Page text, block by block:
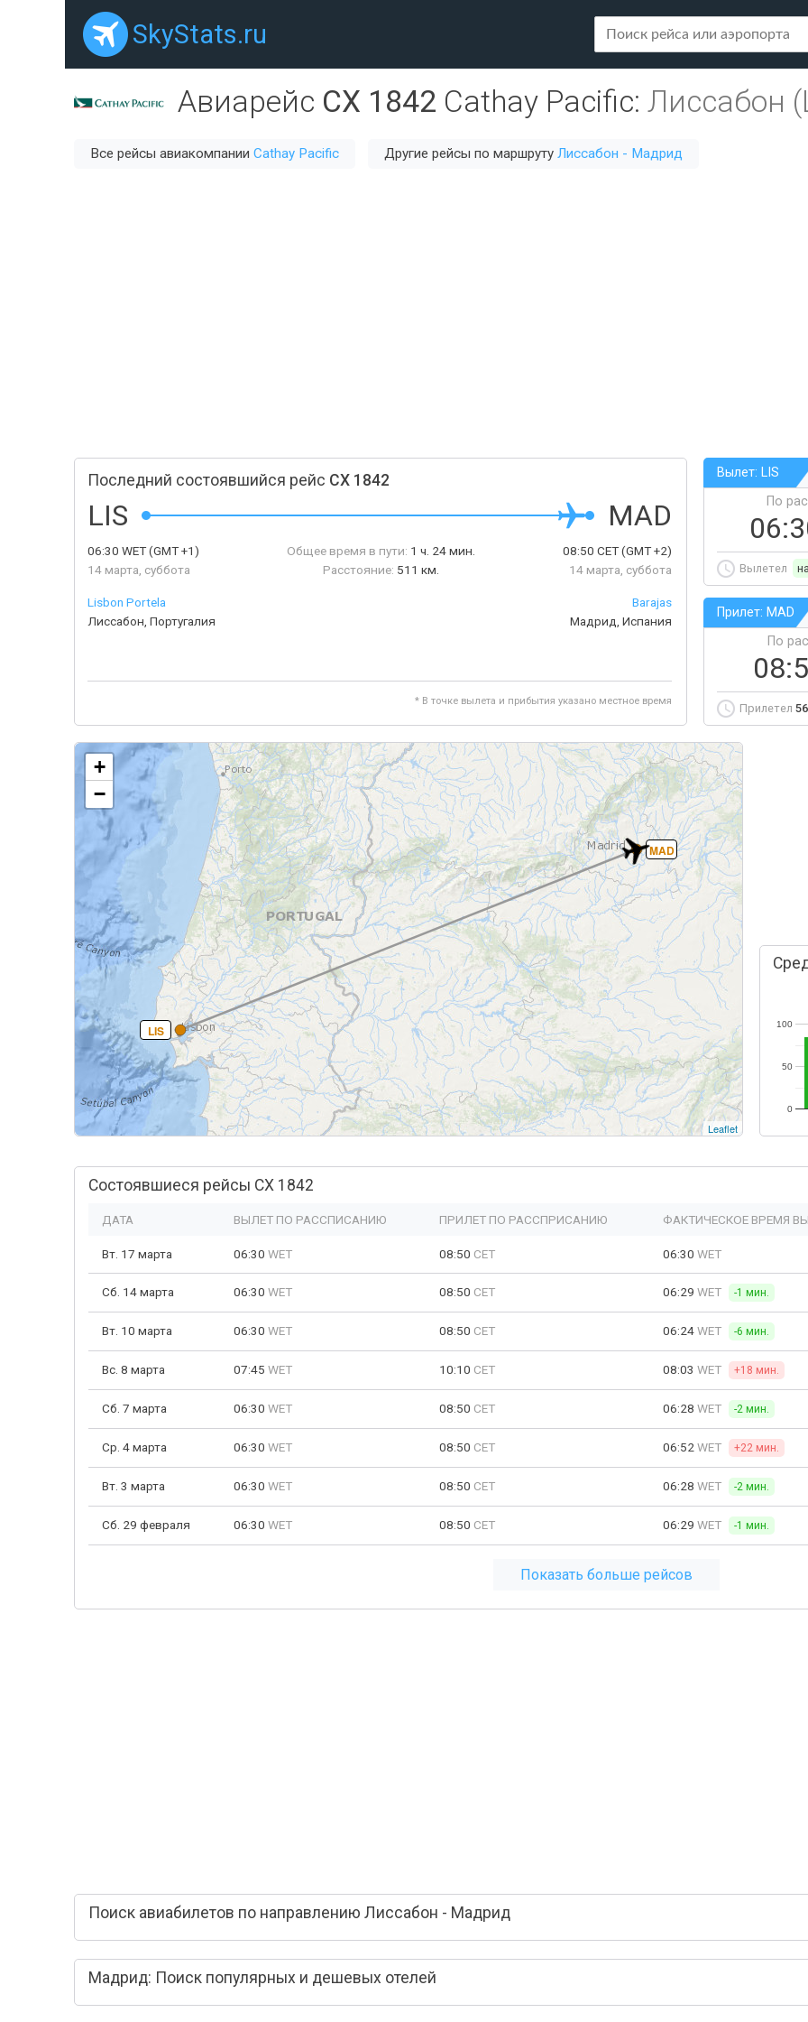
SkyStats.ru
Авиарейс CX 1842 Cathay Pacific: Лиссабон
Все рейсы авиакомпании Cathay Pacific Другие рейсы по маршруту Лиссабон - Мадрид
Последний состоявшийся рейс CX 1842
LIS MAD
06:30 WET(GMT +1)
14 марта, суббота
Общее время в пути: 1 ч. 24 мин.
Расстояние: 511 км.
08:50CET(GMT +2)
14 марта, суббота
Lisbon Portela
Лиссабон, Португалия
Barajas
Мадрид, Испания
* В точке вылета и прибытия указано местное время
Вылет: LIS
По
Вылетел
Прилет: MAD
По
Прилетел
LIS
MAD
+
−
Leaflet
0
50
100
Состоявшиеся рейсы CX 1842
ДАТА ВЫЛЕТ ПО РАССПИСАНИЮ ПРИЛЕТ ПО РАССПРИСАНИЮ ФАКТИЧЕСКОЕ ВРЕМЯ
Вт. 17 марта 06:30 WET 08:50 CET 06:30 WET
Сб. 14 марта 06:30 WET 08:50 CET 06:29 WET -1 мин.
Вт. 10 марта 06:30 WET 08:50 CET 06:24WET -6 мин.
Вс. 8 марта 07:45 WET 10:10 CET 08:03 WET +18 мин.
Сб. 7 марта 06:30 WET 08:50 CET 06:28 WET -2 мин.
Ср. 4 марта 06:30 WET 08:50 CET 06:52 WET +22 мин.
Вт. 3 марта 06:30 WET 08:50 CET 06:28 WET -2 мин.
Сб. 29 февраля 06:30 WET 08:50 CET 06:29 WET -1 мин.
Показать больше рейсов
Поиск авиабилетов по направлению Лиссабон - Мадрид
Мадрид: Поиск популярных и дешевых отелей